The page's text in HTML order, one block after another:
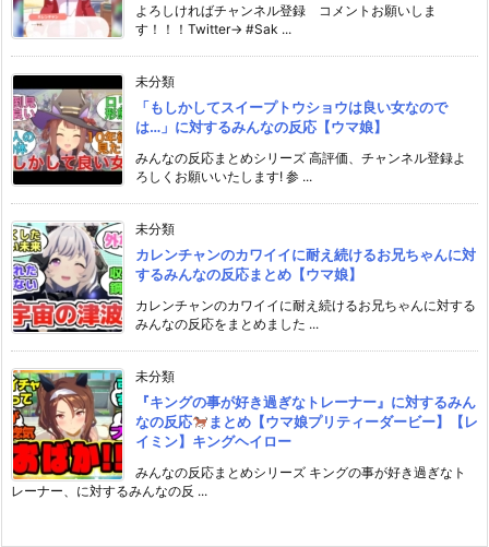
よろしければチャンネル登録 コメントお願いしま
す！！！Twitter→ #Sak ...
未分類
「もしかしてスイープトウショウは良い女なので
は…」に対するみんなの反応【ウマ娘】
みんなの反応まとめシリーズ 高評価、チャンネル登録よ
ろしくお願いいたします! 参 ...
未分類
カレンチャンのカワイイに耐え続けるお兄ちゃんに対
するみんなの反応まとめ【ウマ娘】
カレンチャンのカワイイに耐え続けるお兄ちゃんに対する
みんなの反応をまとめました ...
未分類
『キングの事が好き過ぎなトレーナー』に対するみん
なの反応
まとめ【ウマ娘プリティーダービー】【レ
イミン】キングヘイロー
みんなの反応まとめシリーズ キングの事が好き過ぎなト
レーナー、に対するみんなの反 ...